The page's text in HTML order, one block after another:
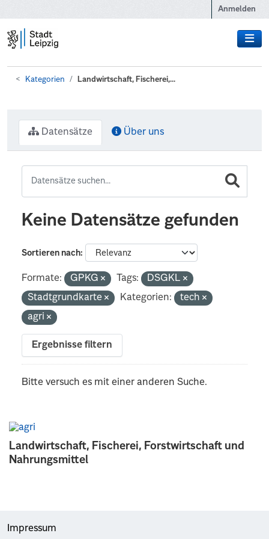
Anmelden
Kategorien Landwirtschaft, Fischerei,...
Landwirtschaft, Fischerei, Forstwirtschaft und
Nahrungsmittel
Datensätze Über uns
Keine Datensätze gefunden
Sortieren nach
Formate: GPKG Tags:
DSGKL
Stadtgrundkarte
Kategorien:
tech
agri
Ergebnisse filtern
Bitte versuch es mit einer anderen Suche.
Impressum